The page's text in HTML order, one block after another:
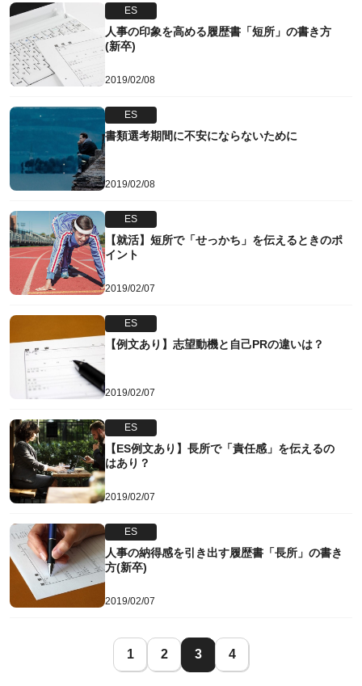
ES
人事の印象を高める履歴書「短所」の書き方
(新卒)
2019/02/08
ES
書類選考期間に不安にならないために
2019/02/08
ES
【就活】短所で「せっかち」を伝えるときのポ
イント
2019/02/07
ES
【例文あり】志望動機と自己PRの違いは？
2019/02/07
ES
【ES例文あり】長所で「責任感」を伝えるの
はあり？
2019/02/07
ES
人事の納得感を引き出す履歴書「長所」の書き
方(新卒)
2019/02/07
1 2 3 4